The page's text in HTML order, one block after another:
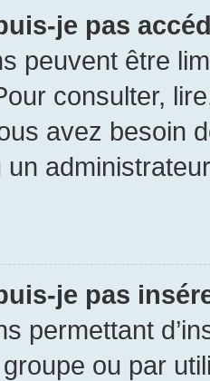
je pas
peuvent être
consulter,
avez besoin
un
je pas
permettant
ou par